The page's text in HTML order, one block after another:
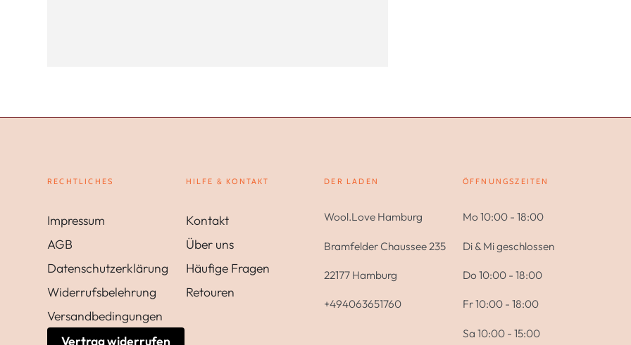
RECHTLICHES
Impressum
AGB
Datenschutzerklärung
Widerrufsbelehrung
Versandbedingungen
Vertrag widerrufen
HILFE & KONTAKT
Kontakt
Über uns
Häufige Fragen
Retouren
DER LADEN
Wool.Love Hamburg
Bramfelder Chaussee 235
22177 Hamburg
+494063651760
ÖFFNUNGSZEITEN
Mo 10:00 - 18:00
Di & Mi geschlossen
Do 10:00 - 18:00
Fr 10:00 - 18:00
Sa 10:00 - 15:00